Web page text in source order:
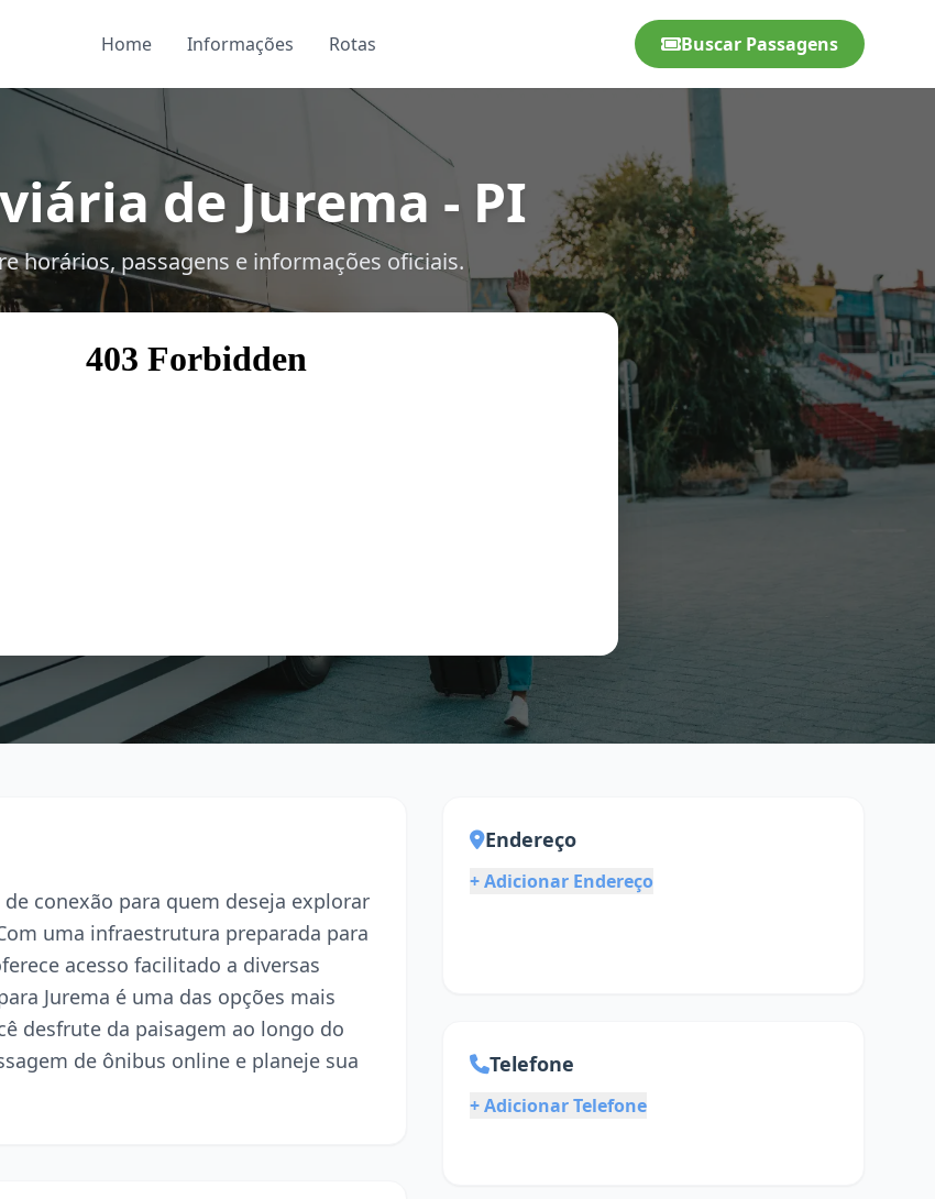
Home Informações Rotas Buscar Passagens
de Jurema - PI
horários, passagens e informações oficiais.
conexão para quem deseja explorar
uma infraestrutura preparada para
acesso facilitado a diversas
Jurema é uma das opções mais
desfrute da paisagem ao longo do
de ônibus online e planeje sua
Endereço
+ Adicionar Endereço
Telefone
+ Adicionar Telefone